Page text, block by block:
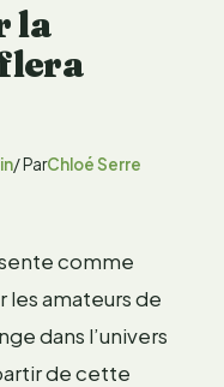
la
/ ParChloé Serre
comme
les amateurs de
dans l’univers
de cette